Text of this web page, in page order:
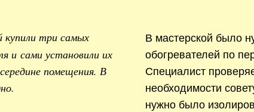
купили три самых
и сами установили их
помещения. В
В мастерской было
обогревателей по
Специалист
необходимости
нужно было